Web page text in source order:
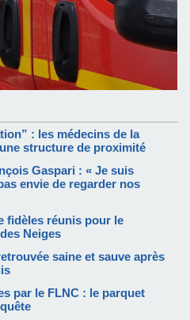
: les médecins de la
structure de proximité
Gaspari : « Je suis
envie de regarder nos
fidèles réunis pour le
Neiges
saine et sauve après
par le FLNC : le parquet